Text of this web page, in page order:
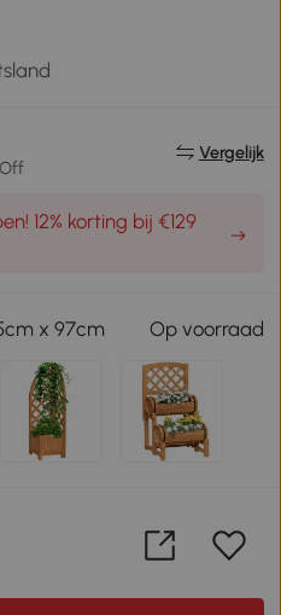
Vergelijk
12% korting bij €129
x 97cm Op voorraad